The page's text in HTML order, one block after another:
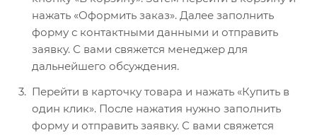
нажать «Оформить заказ». Далее заполнить
форму с контактными данными и отправить
заявку. С вами свяжется менеджер для
дальнейшего обсуждения.
Перейти в карточку товара и нажать «Купить в
один клик». После нажатия нужно заполнить
форму и отправить заявку. С вами свяжется